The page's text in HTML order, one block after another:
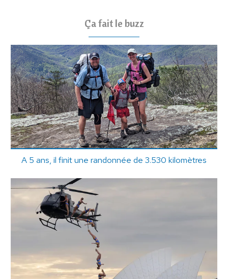
Ça fait le buzz
A 5 ans, il finit une randonnée de 3.530 kilomètres